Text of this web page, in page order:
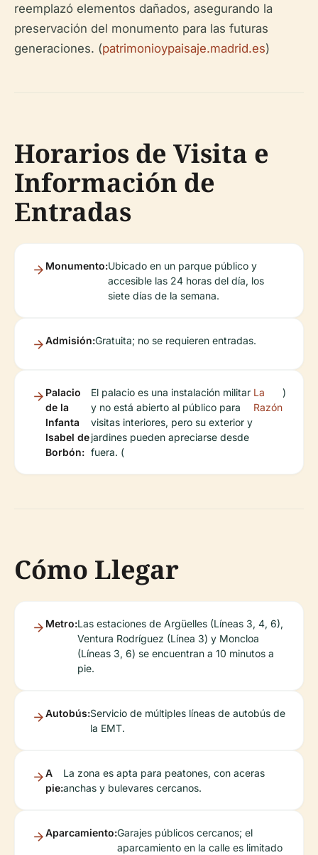
reemplazó elementos dañados, asegurando la
preservación del monumento para las futuras
generaciones. (patrimonioypaisaje.madrid.es)
Horarios de Visita e
Información de
Entradas
Monumento:Ubicado en un parque público y
accesible las 24 horas del día, los
siete días de la semana.
Admisión:Gratuita; no se requieren entradas.
Palacio
de la
Infanta
Isabel de
Borbón:
El palacio es una instalación militar
y no está abierto al público para
visitas interiores, pero su exterior y
jardines pueden apreciarse desde
fuera. (
La
Razón
)
Cómo Llegar
Metro:Las estaciones de Argüelles (Líneas 3, 4, 6),
Ventura Rodríguez (Línea 3) y Moncloa
(Líneas 3, 6) se encuentran a 10 minutos a
pie.
Autobús:Servicio de múltiples líneas de autobús de
la EMT.
A
pie:
La zona es apta para peatones, con aceras
anchas y bulevares cercanos.
Aparcamiento:Garajes públicos cercanos; el
aparcamiento en la calle es limitado